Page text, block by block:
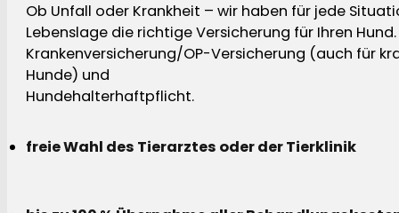
Ob Unfall oder Krankheit – wir haben für jede
Lebenslage die richtige Versicherung für Ihren Hund.
Krankenversicherung/OP-Versicherung (auch für
Hunde) und
Hundehalterhaftpflicht.
freie Wahl des Tierarztes oder der Tierklinik